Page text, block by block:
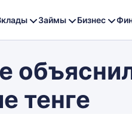
Займы Бизнес
тенге